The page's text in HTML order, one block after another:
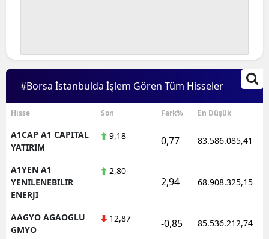
#Borsa İstanbulda İşlem Gören Tüm Hisseler
Hisse Son Fark% En Düşük
A1CAP A1 CAPITAL
YATIRIM
9,18 0,77 83.586.085,41
A1YEN A1
YENILENEBILIR
ENERJI
2,80
2,94 68.908.325,15
AAGYO AGAOGLU
GMYO
12,87 -0,85 85.536.212,74